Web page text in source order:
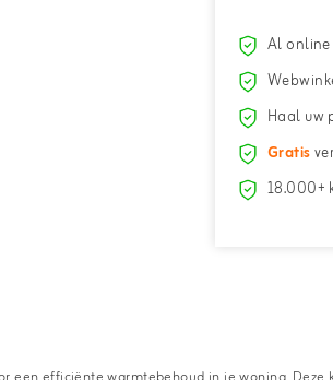
Al online
Haal uw
Gratis
18.000+